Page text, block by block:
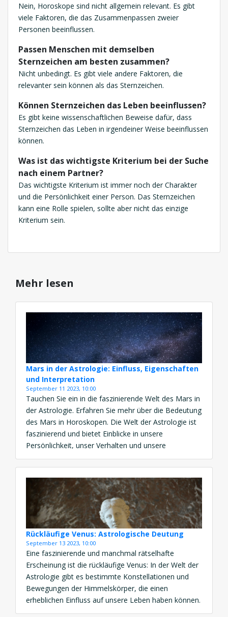
Nein, Horoskope sind nicht allgemein relevant. Es gibt
viele Faktoren, die das Zusammenpassen zweier
Personen beeinflussen.
Passen Menschen mit demselben
Sternzeichen am besten zusammen?
Nicht unbedingt. Es gibt viele andere Faktoren, die
relevanter sein können als das Sternzeichen.
Können Sternzeichen das Leben beeinflussen?
Es gibt keine wissenschaftlichen Beweise dafür, dass
Sternzeichen das Leben in irgendeiner Weise beeinflussen
können.
Was ist das wichtigste Kriterium bei der Suche
nach einem Partner?
Das wichtigste Kriterium ist immer noch der Charakter
und die Persönlichkeit einer Person. Das Sternzeichen
kann eine Rolle spielen, sollte aber nicht das einzige
Kriterium sein.
Mehr lesen
Mars in der Astrologie: Einfluss, Eigenschaften
und Interpretation
September 11 2023, 10:00
Tauchen Sie ein in die faszinierende Welt des Mars in
der Astrologie. Erfahren Sie mehr über die Bedeutung
des Mars in Horoskopen. Die Welt der Astrologie ist
faszinierend und bietet Einblicke in unsere
Persönlichkeit, unser Verhalten und unsere
Bestimmung. Einer der fesselndsten Himmelskörper,
der unsere astrologischen Profile prägt, ist der Planet
Mars. Mars, der vierte […]
Rückläufige Venus: Astrologische Deutung
September 13 2023, 10:00
Eine faszinierende und manchmal rätselhafte
Erscheinung ist die rückläufige Venus: In der Welt der
Astrologie gibt es bestimmte Konstellationen und
Bewegungen der Himmelskörper, die einen
erheblichen Einfluss auf unsere Leben haben können.
In diesem Artikel werden wir mehr über die